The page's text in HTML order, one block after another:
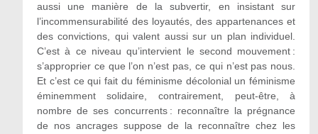
aussi une manière de la subvertir, en insistant sur
l’incommensurabilité des loyautés, des appartenances et
des convictions, qui valent aussi sur un plan individuel.
C’est à ce niveau qu’intervient le second mouvement :
s’approprier ce que l’on n’est pas, ce qui n’est pas nous.
Et c’est ce qui fait du féminisme décolonial un féminisme
éminemment solidaire, contrairement, peut-être, à
nombre de ses concurrents : reconnaître la prégnance
de nos ancrages suppose de la reconnaître chez les